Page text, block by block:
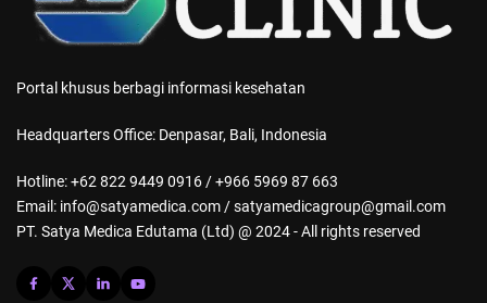
Portal khusus berbagi informasi kesehatan
Headquarters Office: Denpasar, Bali, Indonesia
Hotline: +62 822 9449 0916 / +966 5969 87 663
Email: info@satyamedica.com / satyamedicagroup@gmail.com
PT. Satya Medica Edutama (Ltd) @ 2024 - All rights reserved